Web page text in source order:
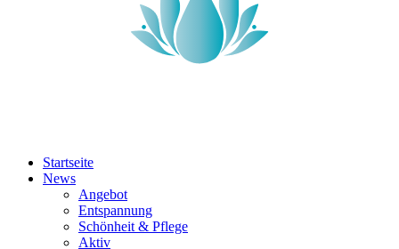
Startseite
News
Angebot
Entspannung
Schönheit & Pflege
Aktiv